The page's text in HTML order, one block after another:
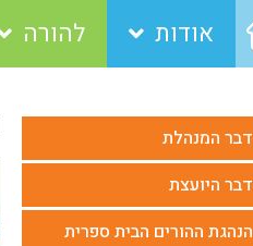
אודות להורה
דבר המנהלת
דבר היועצת
הנהגת ההורים הבית ספרית